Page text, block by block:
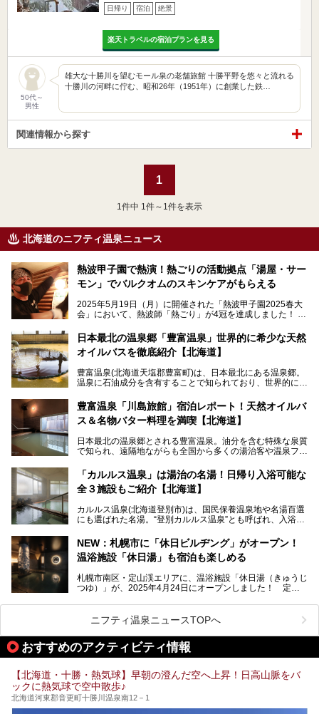
日帰り 宿泊 絶景
楽天トラベルの宿泊プランを見る
50代～
男性
雄大な十勝川を望むモール泉の老舗旅館 十勝平野を悠々と流れる
十勝川の河畔に佇む、昭和26年（1951年）に創業した鉄…
関連情報から探す
1
1 件中 1件～1件を表示
北海道のニフティ温泉ニュース
熱波甲子園で熱演！熱ごりの活動拠点「湯屋・サー
モン」でバルクオムのスキンケアがもらえる
2025年5月19日（月）に開催された「熱波甲子園2025春大
会」において、熱波師「熱ごり」が4冠を達成しました！
動拠点である北海道の銭湯「湯屋・サーモン」にて、メンズ
スキンケアブランド バルクオムの「ONE DAY KIT」を数量
限定でプレゼントいたします。
で、ぜひお試しください。※6月13日配布開始、なくなり次
第終了
───
提供元：株式会社バルクオム【PR】
この記事は株式会社バルクオム商品のPR記事です。
日本最北の温泉郷「豊富温泉」世界的に希少な天然
オイルバスを徹底紹介【北海道】
豊富温泉(北海道天塩郡豊富町)は、日本最北にある温泉郷。
温泉に石油成分を含有することで知られており、世界的にも
に特効があると言われ、遠隔地ながらも全国から湯治・療養
目的で多くの人々が訪れます。
地体験し、独自の視点で豊富温泉の“天然オイルバス”をレポ
ート。温泉地概要や日帰り入浴施設をはじめ、宿泊施設・ア
豊富温泉「川島旅館」宿泊レポート！天然オイルバ
ス＆名物バター料理を満喫【北海道】
日本最北の温泉郷とされる豊富温泉。油分を含む特殊な泉質
で知られ、遠隔地ながらも全国から多くの湯治客や温泉ファ
「川島旅館」は、豊富温泉の開湯当初から営業する老舗旅
館。とりわけ温泉の良さと名物のバター料理に定評があり、
の温泉や料理をはじめ、パブリックスペース・客室など宿の
全貌を徹底的にご紹介します！
「カルルス温泉」は湯治の名湯！日帰り入浴可能な
全３施設もご紹介【北海道】
カルルス温泉(北海道登別市)は、国民保養温泉地や名湯百選
にも選ばれた名湯。“登別カルルス温泉”とも呼ばれ、入浴剤
豊かな登別温泉とは対照的な存在で、今も湯治場的な要素が
残る閑静な温泉地です。
地体験し、カルルス温泉をご紹介。温泉地の概要や泉質解説
をはじめ、日帰り入浴可能な全３施設の紹介・周辺観光・ア
NEW：札幌市に「休日ビルヂング」がオープン！
温浴施設「休日湯」も宿泊も楽しめる
札幌市南区・定山渓エリアに、温浴施設「休日湯（きゅうじ
つゆ）」が、2025年4月24日にオープンしました！ 定山
この施設は、温泉・サウナの「休日湯」・ラウンジの「THE
LOUNGE DAYOF」・グルメ「休日洋麺店」・ホテル「エク
スクラメーションホテル」で構成された、まさに大人の癒し
空間。
今回は、そんな「休日ビルヂング」の魅力を5つのポイント
ニフティ温泉ニュースTOPへ
おすすめのアクティビティ情報
【北海道・十勝・熱気球】早朝の澄んだ空へ上昇！日高山脈をバ
ックに熱気球で空中散歩♪
北海道河東郡音更町十勝川温泉南12－1